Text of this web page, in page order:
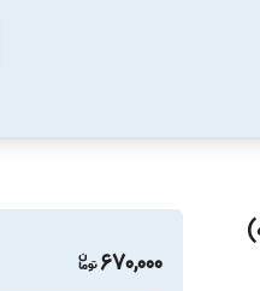
670,000